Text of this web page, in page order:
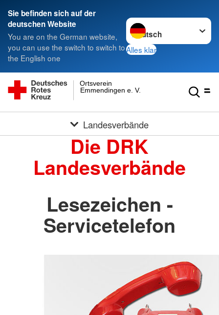
Sie befinden sich auf der
deutschen Website
You are on the German website,
you can use the switch to switch to
the English one
Sprache wechseln zu
Alles klar
Emmendingen e. V.
Ortsverein
Landesverbände
Die DRK
Landesverbände
Lesezeichen -
Servicetelefon